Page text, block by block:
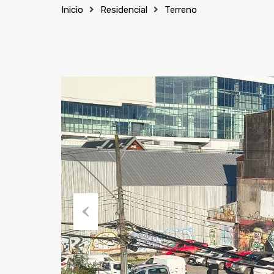
Inicio Residencial Terreno
Previous